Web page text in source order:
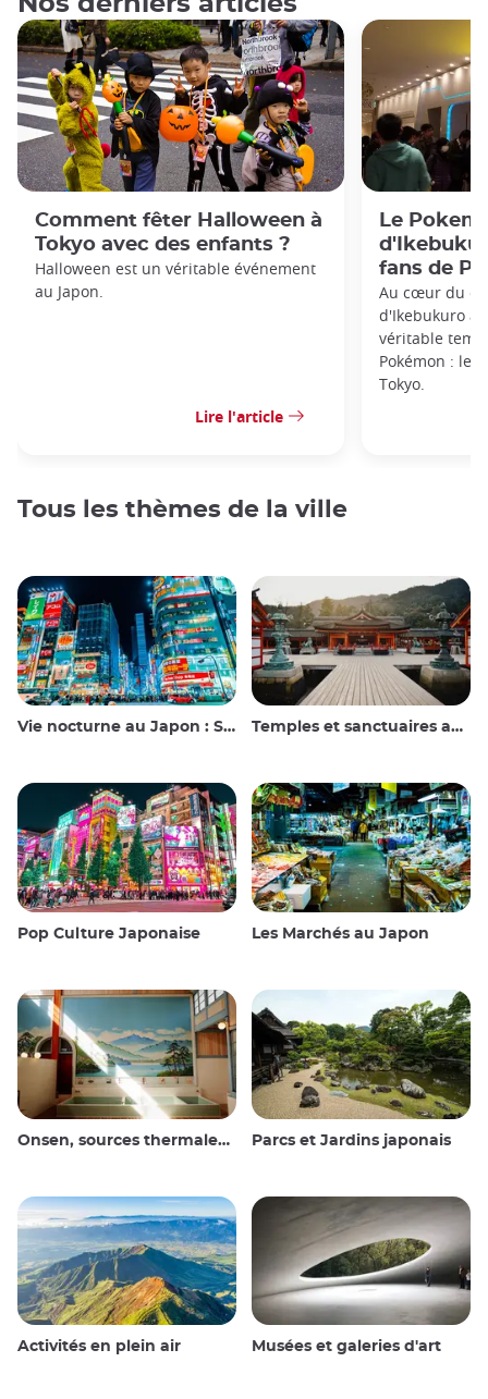
Comment fêter Halloween à
Tokyo avec des enfants ?
Halloween est un véritable événement
au Japon.
Lire l'article
Le
fans de
Au cœur du
d'Ikebukuro à
véritable
Pokémon : le
Tokyo.
Tous les thèmes de la ville
Vie nocturne au Japon : Sortir, voir et boire Temples et sanctuaires au Japon
Pop Culture Japonaise Les Marchés au Japon
Onsen, sources thermales et bains publics Parcs et Jardins japonais
Activités en plein air Musées et galeries d'art